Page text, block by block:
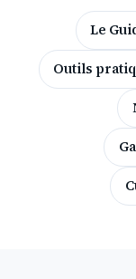
Le
Outils